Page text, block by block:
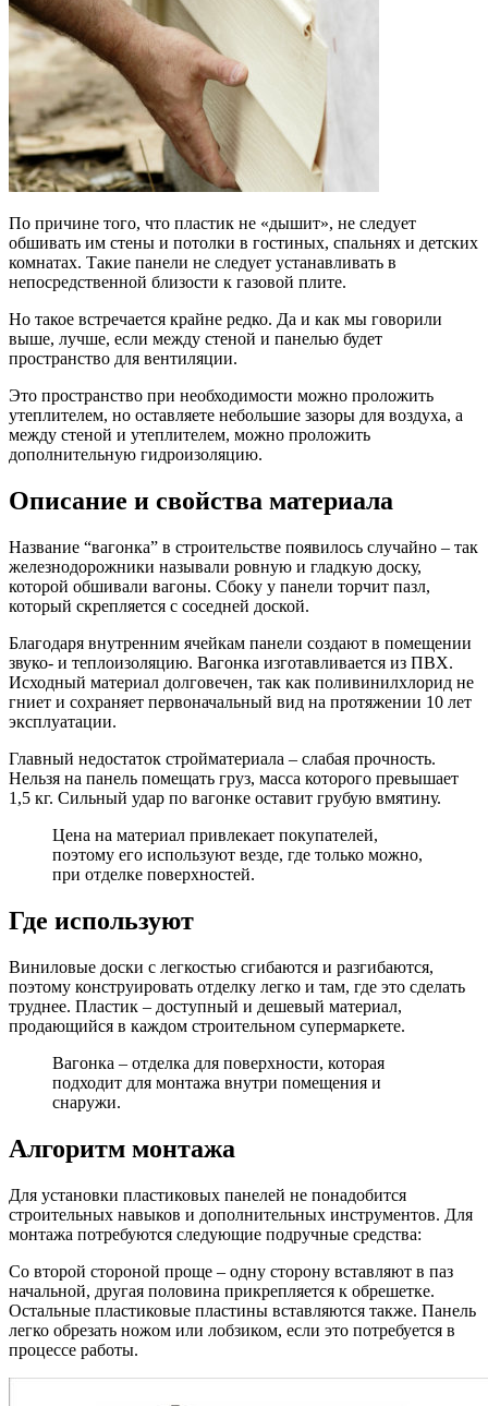
По причине того, что пластик не «дышит», не следует
обшивать им стены и потолки в гостиных, спальнях и детских
комнатах. Такие панели не следует устанавливать в
непосредственной близости к газовой плите.
Но такое встречается крайне редко. Да и как мы говорили
выше, лучше, если между стеной и панелью будет
пространство для вентиляции.
Это пространство при необходимости можно проложить
утеплителем, но оставляете небольшие зазоры для воздуха, а
между стеной и утеплителем, можно проложить
дополнительную гидроизоляцию.
Описание и свойства материала
Название “вагонка” в строительстве появилось случайно – так
железнодорожники называли ровную и гладкую доску,
которой обшивали вагоны. Сбоку у панели торчит пазл,
который скрепляется с соседней доской.
Благодаря внутренним ячейкам панели создают в помещении
звуко- и теплоизоляцию. Вагонка изготавливается из ПВХ.
Исходный материал долговечен, так как поливинилхлорид не
гниет и сохраняет первоначальный вид на протяжении 10 лет
эксплуатации.
Главный недостаток стройматериала – слабая прочность.
Нельзя на панель помещать груз, масса которого превышает
1,5 кг. Сильный удар по вагонке оставит грубую вмятину.
Цена на материал привлекает покупателей,
поэтому его используют везде, где только можно,
при отделке поверхностей.
Где используют
Виниловые доски с легкостью сгибаются и разгибаются,
поэтому конструировать отделку легко и там, где это сделать
труднее. Пластик – доступный и дешевый материал,
продающийся в каждом строительном супермаркете.
Вагонка – отделка для поверхности, которая
подходит для монтажа внутри помещения и
снаружи.
Алгоритм монтажа
Для установки пластиковых панелей не понадобится
строительных навыков и дополнительных инструментов. Для
монтажа потребуются следующие подручные средства:
Со второй стороной проще – одну сторону вставляют в паз
начальной, другая половина прикрепляется к обрешетке.
Остальные пластиковые пластины вставляются также. Панель
легко обрезать ножом или лобзиком, если это потребуется в
процессе работы.